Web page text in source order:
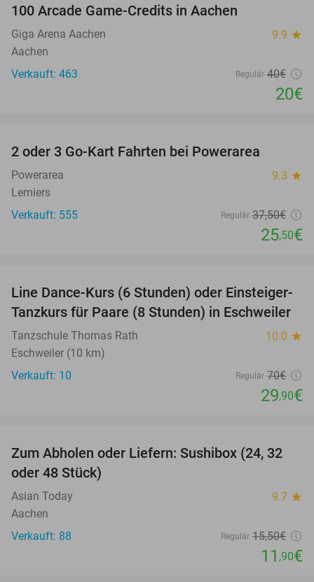
100 Arcade Game-Credits in Aachen
Giga Arena Aachen 9.9 star
Aachen
Verkauft: 463
Regulär 40€
20€
2 oder 3 Go-Kart Fahrten bei Powerarea
Powerarea 9.3 star
Lemiers
Verkauft: 555
Regulär 37,50€
25,50€
57%
Line Dance-Kurs (6 Stunden) oder Einsteiger-
Tanzkurs für Paare (8 Stunden) in Eschweiler
Tanzschule Thomas Rath 10.0 star
Eschweiler (10 km)
Verkauft: 10
Regulär 70€
29,90€
23%
Zum Abholen oder Liefern: Sushibox (24, 32
oder 48 Stück)
Asian Today 9.7 star
Aachen
Verkauft: 88
Regulär 15,50€
11 ,90€